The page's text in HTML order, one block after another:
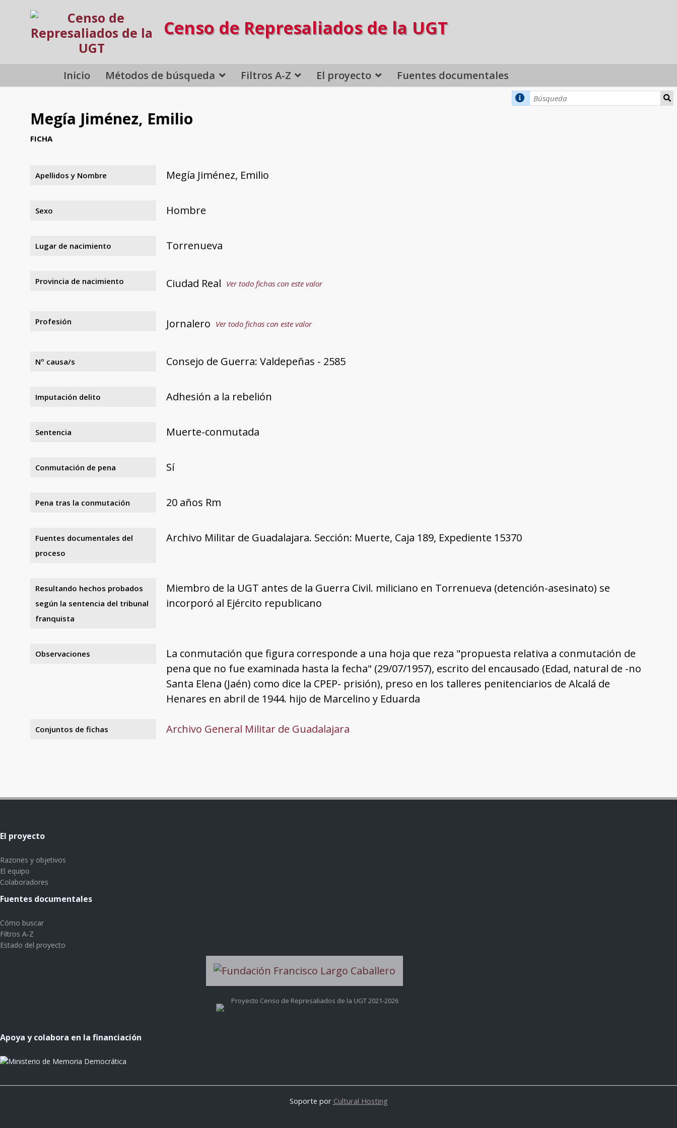
Censo de Represaliados de la UGT
Inicio Métodos de búsqueda Filtros A-Z El proyecto Fuentes documentales
Megía Jiménez, Emilio
FICHA
Apellidos y Nombre Megía Jiménez, Emilio
Sexo Hombre
Lugar de nacimiento Torrenueva
Provincia de nacimiento Ciudad Real Ver todo fichas con este valor
Profesión Jornalero Ver todo fichas con este valor
Nº causa/s Consejo de Guerra: Valdepeñas - 2585
Imputación delito Adhesión a la rebelión
Sentencia Muerte-conmutada
Conmutación de pena Sí
Pena tras la conmutación 20 años Rm
Fuentes documentales del
proceso
Archivo Militar de Guadalajara. Sección: Muerte, Caja 189, Expediente 15370
Resultando hechos probados
según la sentencia del tribunal
franquista
Miembro de la UGT antes de la Guerra Civil. miliciano en Torrenueva (detención-asesinato) se
incorporó al Ejército republicano
Observaciones
La conmutación que figura corresponde a una hoja que reza "propuesta relativa a conmutación de
pena que no fue examinada hasta la fecha" (29/07/1957), escrito del encausado (Edad, natural de -no
Santa Elena (Jaén) como dice la CPEP- prisión), preso en los talleres penitenciarios de Alcalá de
Henares en abril de 1944. hijo de Marcelino y Eduarda
Conjuntos de fichas Archivo General Militar de Guadalajara
El proyecto
Razones y objetivos
El equipo
Colaboradores
Fuentes documentales
Cómo buscar
Filtros A-Z
Estado del proyecto
Proyecto Censo de Represaliados de la UGT 2021-2026
Apoya y colabora en la financiación
Soporte por Cultural Hosting